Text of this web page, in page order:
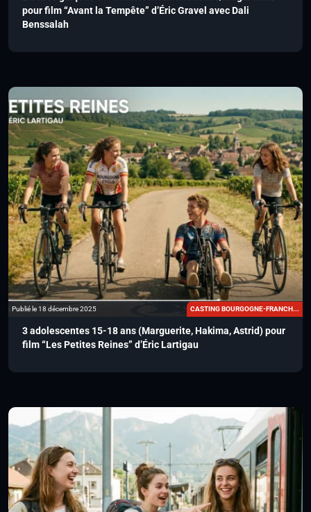
pour film “Avant la Tempête” d’Éric Gravel avec Dali
Benssalah
Publié le 18 décembre 2025 CASTING BOURGOGNE-FRANCH...
3 adolescentes 15-18 ans (Marguerite, Hakima, Astrid) pour
film “Les Petites Reines” d’Éric Lartigau